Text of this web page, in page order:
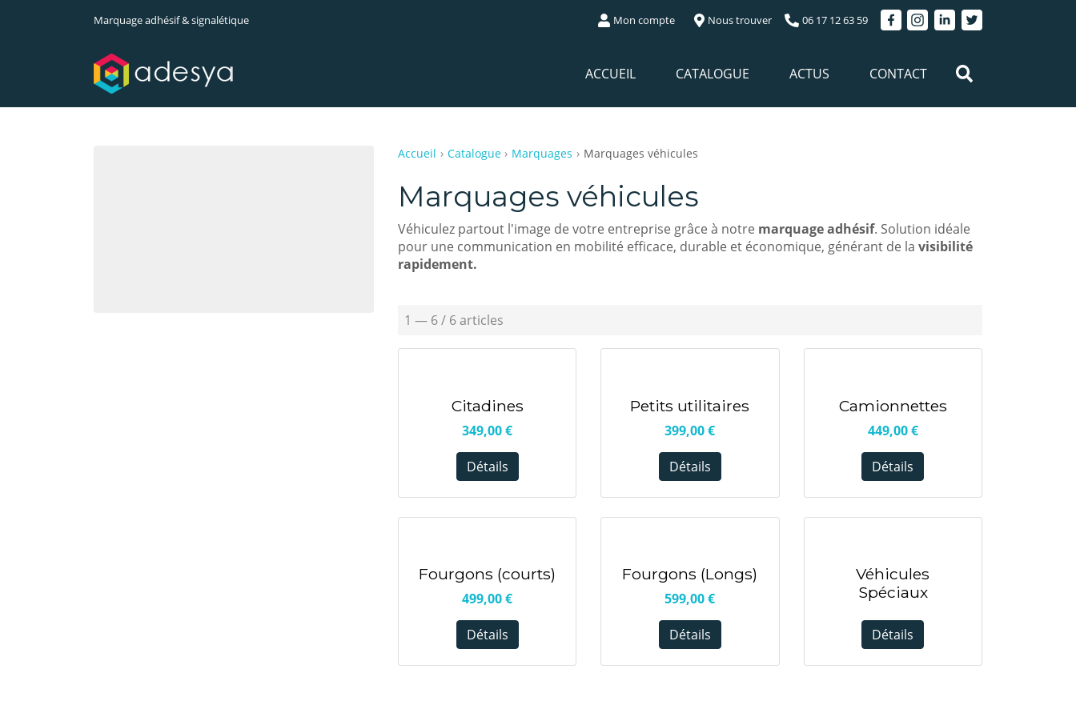
Marquage adhésif & signalétique Mon compte Nous trouver 06 17 12 63 59
ACCUEIL CATALOGUE ACTUS CONTACT
Accueil Catalogue Marquages Marquages véhicules
Marquages véhicules
Véhiculez partout l'image de votre entreprise grâce à notre marquage adhésif. Solution idéale
pour une communication en mobilité efficace, durable et économique, générant de la visibilité
rapidement.
1 — 6 / 6 articles
Citadines
349,00€
Détails
Petits utilitaires
399,00 €
Détails
Camionnettes
449,00€
Détails
Fourgons (courts)
499,00€
Détails
Fourgons (Longs)
599,00 €
Détails
Véhicules
Spéciaux
Détails